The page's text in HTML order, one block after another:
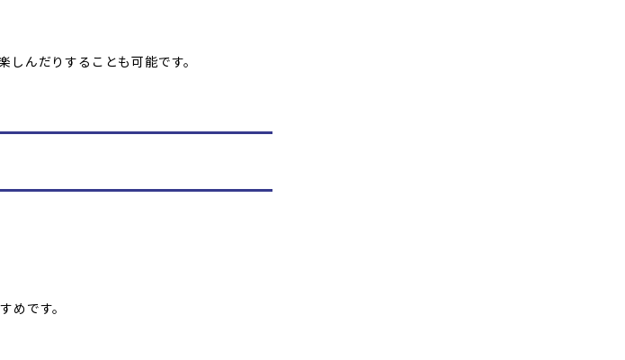
んだりすることも可能です。
めです。